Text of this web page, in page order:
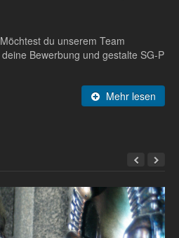
du unserem Team
Bewerbung und gestalte SG-P
Mehr lesen